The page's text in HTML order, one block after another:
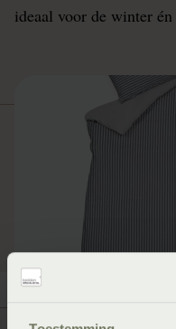
ideaal voor de winter